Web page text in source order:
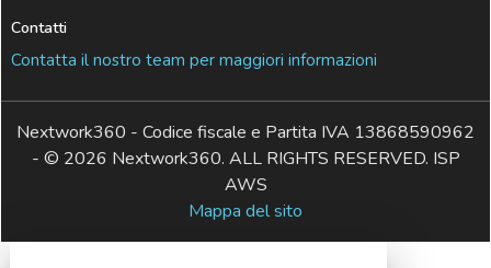
Contatti
Contatta il nostro team per maggiori informazioni
Nextwork360 - Codice fiscale e Partita IVA 13868590962
- © 2026 Nextwork360. ALL RIGHTS RESERVED. ISP
AWS
Mappa del sito